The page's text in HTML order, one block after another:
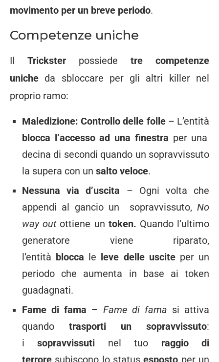
movimento per un breve periodo.
Competenze uniche
Il Trickster possiede tre competenze
uniche da sbloccare per gli altri killer nel
proprio ramo:
Maledizione: Controllo delle folle– L’entità
blocca l’accesso ad una finestra per una
decina di secondi quando un sopravvissuto
la supera con un salto veloce.
Nessuna via d’uscita – Ogni volta che
appendi al gancio un sopravvissuto, No
way out ottiene un token. Quando l’ultimo
generatore viene riparato,
l’entità blocca le leve delle uscite per un
periodo che aumenta in base ai token
guadagnati.
Fame di fama – Fame di fama si attiva
quando trasporti un sopravvissuto:
isopravvissuti nel tuo raggio di
terrore subiscono lo statusesposto per un